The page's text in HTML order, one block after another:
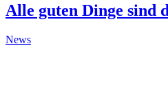
Alle guten Dinge sind
News